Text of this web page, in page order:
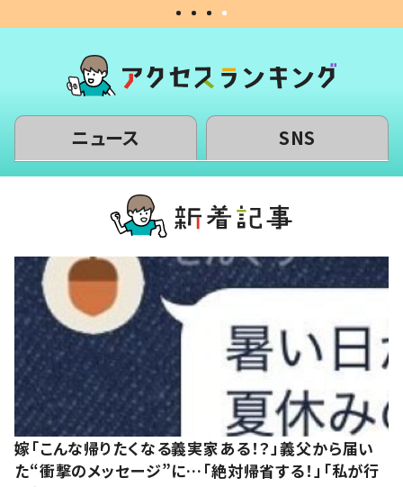
ニュース SNS
嫁「こんな帰りたくなる義実家ある！？」義父から届い
た“衝撃のメッセージ”に…「絶対帰省する！」「私が行